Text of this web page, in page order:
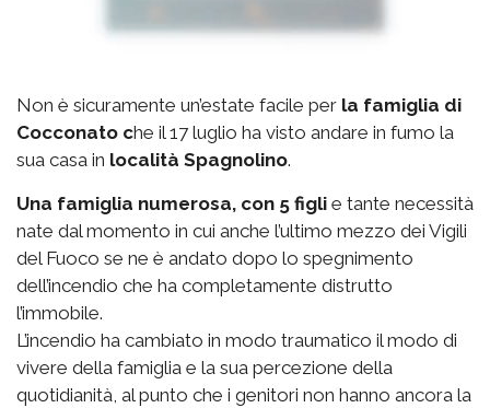
Non è sicuramente un’estate facile per la famiglia di
Cocconato che il 17 luglio ha visto andare in fumo la
sua casa in località Spagnolino.
Una famiglia numerosa, con 5 figli e tante necessità
nate dal momento in cui anche l’ultimo mezzo dei Vigili
del Fuoco se ne è andato dopo lo spegnimento
dell’incendio che ha completamente distrutto
l’immobile.
L’incendio ha cambiato in modo traumatico il modo di
vivere della famiglia e la sua percezione della
quotidianità, al punto che i genitori non hanno ancora la